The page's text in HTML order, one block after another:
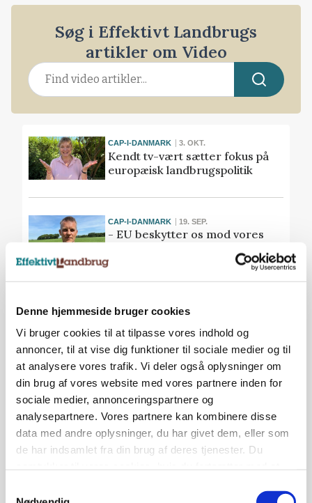
Denne hjemmeside bruger cookies
Vi bruger cookies til at tilpasse vores indhold og
annoncer, til at vise dig funktioner til sociale medier og til
at analysere vores trafik. Vi deler også oplysninger om
din brug af vores website med vores partnere inden for
sociale medier, annonceringspartnere og
analysepartnere. Vores partnere kan kombinere disse
data med andre oplysninger, du har givet dem, eller som
de har indsamlet fra din brug af deres tjenester. Du
Søg i Effektivt Landbrugs
artikler om Video
CAP-I-DANMARK 3. OKT.
Kendt tv-vært sætter fokus på
europæisk landbrugspolitik
CAP-I-DANMARK 19. SEP.
- EU beskytter os mod vores
22-årig landbrugsmedhjælper:
- CAP-penge bør i højere grad
gå til innovation og ny teknologi
CAP-I-DANMARK 5. SEP.
Småbønder kræver
kursændring i EU’s
landbrugspolitik